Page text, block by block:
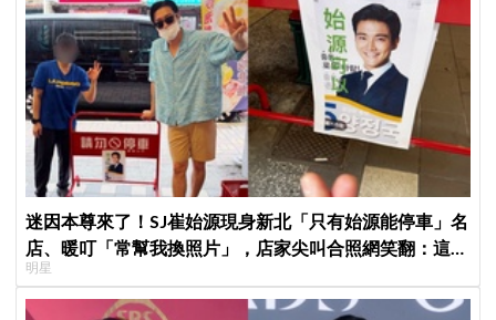
迷因本尊來了！SJ崔始源現身新北「只有始源能停車」名
店、暖叮「常幫我換照片」，店家尖叫合照網笑翻：這輩
子不能脫粉了
明星